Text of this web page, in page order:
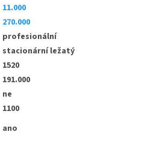
11.000
270.000
profesionální
stacionární ležatý
1520
191.000
ne
1100
ano